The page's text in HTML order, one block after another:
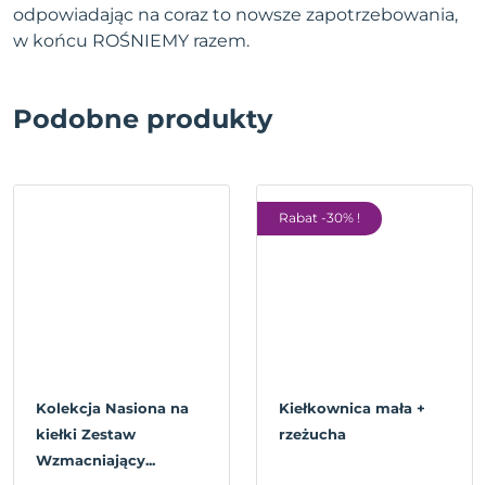
odpowiadając na coraz to nowsze zapotrzebowania,
w końcu ROŚNIEMY razem.
Podobne produkty
Kolekcja Nasiona na
kiełki Zestaw
Wzmacniający...
Rabat -30% !
Kiełkownica mała +
rzeżucha